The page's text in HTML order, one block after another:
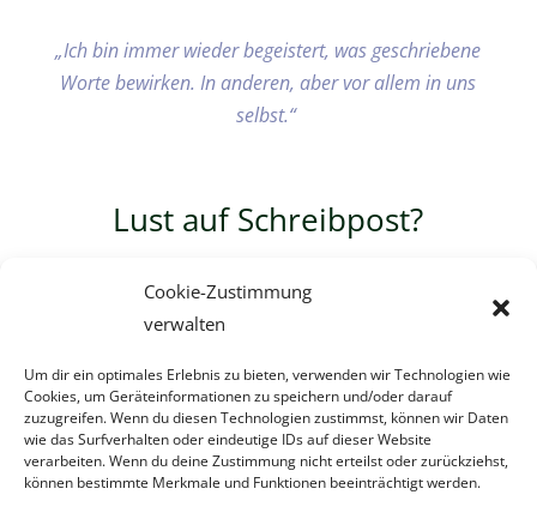
Cookie-Zustimmung
verwalten
Um dir ein optimales Erlebnis zu bieten, verwenden wir Technologien wie
Cookies, um Geräteinformationen zu speichern und/oder darauf
zuzugreifen. Wenn du diesen Technologien zustimmst, können wir Daten
wie das Surfverhalten oder eindeutige IDs auf dieser Website
verarbeiten. Wenn du deine Zustimmung nicht erteilst oder zurückziehst,
können bestimmte Merkmale und Funktionen beeinträchtigt werden.
„Ich bin immer wieder begeistert, was geschriebene
Worte bewirken. In anderen, aber vor allem in uns
selbst.“
Lust auf Schreibpost?
Zum Newsletter